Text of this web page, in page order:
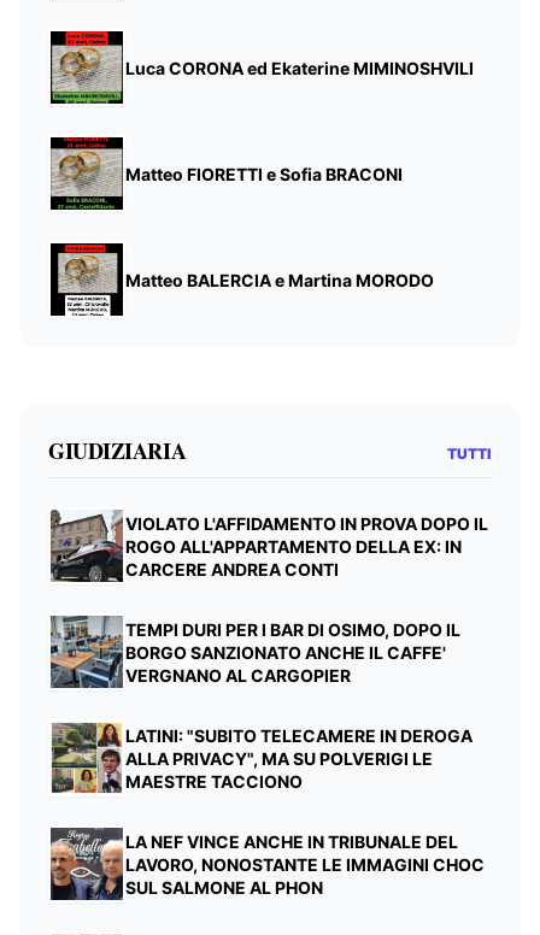
Luca CORONA ed Ekaterine MIMINOSHVILI
Matteo FIORETTI e Sofia BRACONI
Matteo BALERCIA e Martina MORODO
GIUDIZIARIA TUTTI
VIOLATO L'AFFIDAMENTO IN PROVA DOPO IL
ROGO ALL'APPARTAMENTO DELLA EX: IN
CARCERE ANDREA CONTI
TEMPI DURI PER I BAR DI OSIMO, DOPO IL
BORGO SANZIONATO ANCHE IL CAFFE'
VERGNANO AL CARGOPIER
LATINI: "SUBITO TELECAMERE IN DEROGA
ALLA PRIVACY", MA SU POLVERIGI LE
MAESTRE TACCIONO
LA NEF VINCE ANCHE IN TRIBUNALE DEL
LAVORO, NONOSTANTE LE IMMAGINI CHOC
SUL SALMONE AL PHON